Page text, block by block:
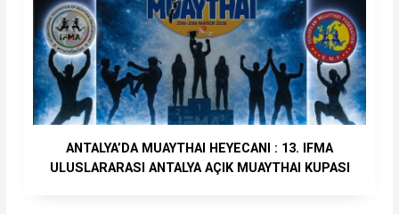
ANTALYA’DA MUAYTHAI HEYECANI : 13. IFMA
ULUSLARARASI ANTALYA AÇIK MUAYTHAI KUPASI